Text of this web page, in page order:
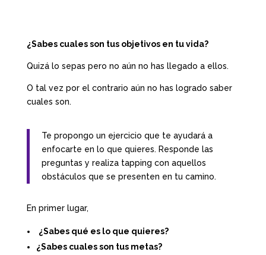
¿Sabes cuales son tus objetivos en tu vida?
Quizá lo sepas pero no aún no has llegado a ellos.
O tal vez por el contrario aún no has logrado saber
cuales son.
Te propongo un ejercicio que te ayudará a
enfocarte en lo que quieres. Responde las
preguntas y realiza tapping con aquellos
obstáculos que se presenten en tu camino.
En primer lugar,
¿Sabes qué es lo que quieres?
¿Sabes cuales son tus metas?